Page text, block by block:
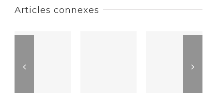
Articles connexes